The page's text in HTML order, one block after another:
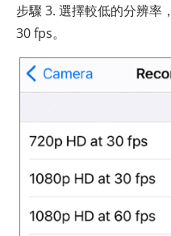
步驟 3. 選擇較低的分辨率
30 fps。